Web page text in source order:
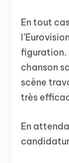
En tout
figuration.
chanson
scène
très
En